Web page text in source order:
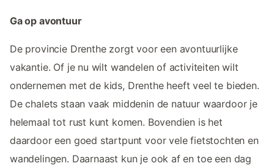
Ga op avontuur
De provincie Drenthe zorgt voor een avontuurlijke
vakantie. Of je nu wilt wandelen of activiteiten wilt
ondernemen met de kids, Drenthe heeft veel te bieden.
De chalets staan vaak middenin de natuur waardoor je
helemaal tot rust kunt komen. Bovendien is het
daardoor een goed startpunt voor vele fietstochten en
wandelingen. Daarnaast kun je ook af en toe een dag